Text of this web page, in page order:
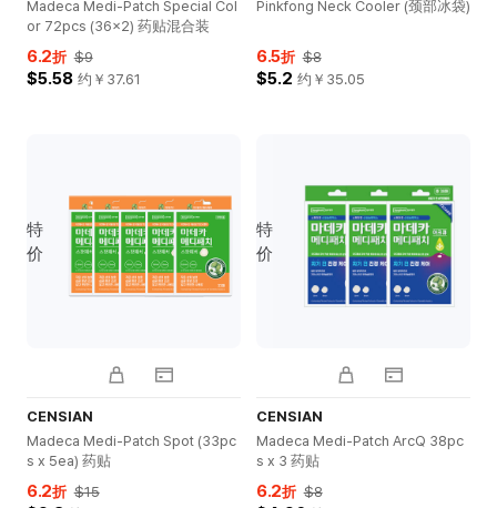
Madeca Medi-Patch Special Col
or 72pcs (36x2) 药贴混合装
6.2折 $9
$5.58 约￥ 37.61
Pinkfong Neck Cooler (颈部冰袋)
6.5折 $8
$5.2 约￥ 35.05
特
价
CENSIAN
Madeca Medi-Patch Spot (33pc
s x 5ea) 药贴
6.2折 $15
特
价
CENSIAN
Madeca Medi-Patch ArcQ 38pc
s x 3 药贴
6.2折 $8